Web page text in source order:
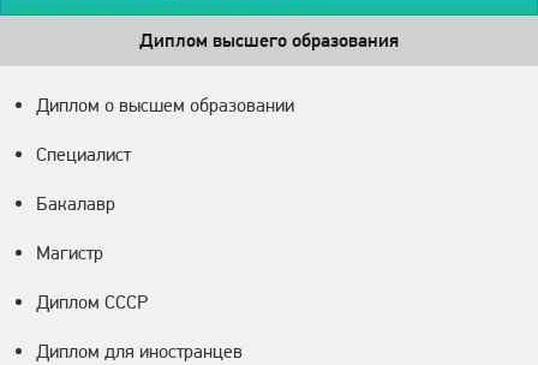
Диплом высшего образования
Диплом о высшем образовании
Специалист
Бакалавр
Магистр
Диплом СССР
Диплом для иностранцев